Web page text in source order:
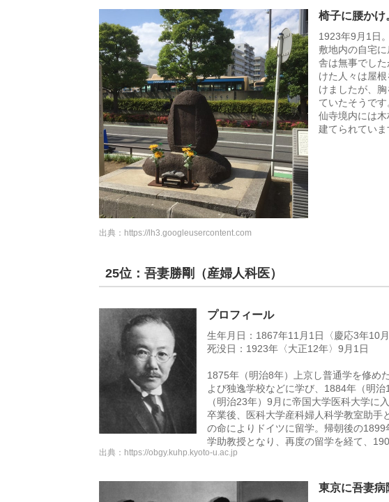
椅子に腰かけ
1923年9月1日
敷地内の自宅
舎は無事でし
けた人々は屋
けましたが、
ていたそうで
仙寺境内には
建てられていま
出典： https://lh3.googleusercontent.com
25位：吾妻勝剛（産婦人科医）
プロフィール
生年月日：1867年11月1日〈慶応3年10月
死没日：1923年〈大正12年〉9月1日
1875年（明治8年）上京し普通学を修め
よび独逸学校などに学び、1884年（明
（明治23年）9月に帝国大学医科大学に
卒業後、医科大学産科婦人科学教室助
の命によりドイツに留学。帰朝後の
学助教授となり、再度の留学を経て、
出典： https://obgy.kuhp.kyoto-u.ac.jp
東京に吾妻病